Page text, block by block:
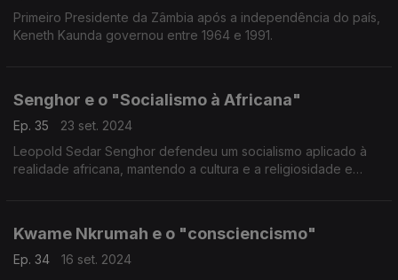
Primeiro Presidente da Zâmbia após a independência do país,
Keneth Kaunda governou entre 1964 e 1991.
Senghor e o "Socialismo à Africana"
Ep. 35
23 set. 2024
Leopold Sedar Senghor defendeu um socialismo aplicado à
realidade africana, mantendo a cultura e a religiosidade e
Kwame Nkrumah e o "consciencismo"
Ep. 34
16 set. 2024